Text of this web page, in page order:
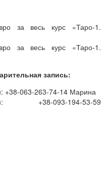
за весь курс «Таро-1.
за весь курс «Таро-1.
запись:
+38-063-263-74-14 Марина
+38-093-194-53-59